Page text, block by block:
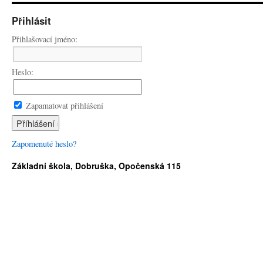
Přihlásit
Přihlašovací jméno:
Heslo:
Zapamatovat přihlášení
Zapomenuté heslo?
Základní škola, Dobruška, Opočenská 115